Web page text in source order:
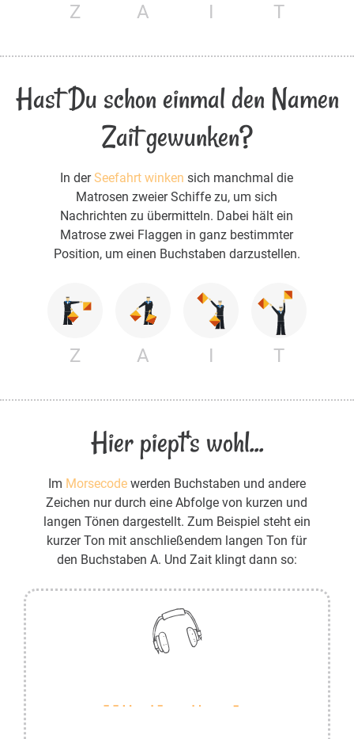
Z A I T
Hast Du schon einmal den Namen
Zait gewunken?
In derSeefahrt winken sich manchmal die
Matrosen zweier Schiffe zu, um sich
Nachrichten zu übermitteln. Dabei hält ein
Matrose zwei Flaggen in ganz bestimmter
Position, um einen Buchstaben darzustellen.
Z A I T
Hier piept's wohl...
Im Morsecodewerden Buchstaben und andere
Zeichen nur durch eine Abfolge von kurzen und
langen Tönen dargestellt. Zum Beispiel steht ein
kurzer Ton mit anschließendem langen Ton für
den Buchstaben A. Und Zait klingt dann so: